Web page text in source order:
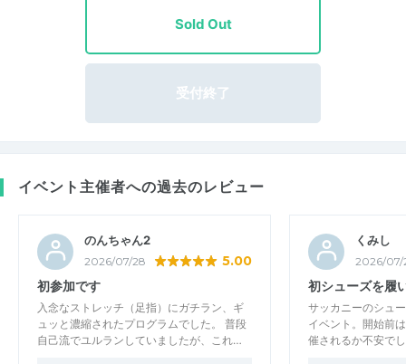
Sold Out
受付終了
イベント主催者への過去のレビュー
のんちゃん2
2026/07/28 5.00
初参加です
入念なストレッチ（足指）にガチラン、ギ
ュッと濃縮されたプログラムでした。 普段
自己流でユルランしていましたが、これ…
くみし
2026/07/
初シューズを履
サッカニーのシュ
イベント。開始前
催されるか不安で